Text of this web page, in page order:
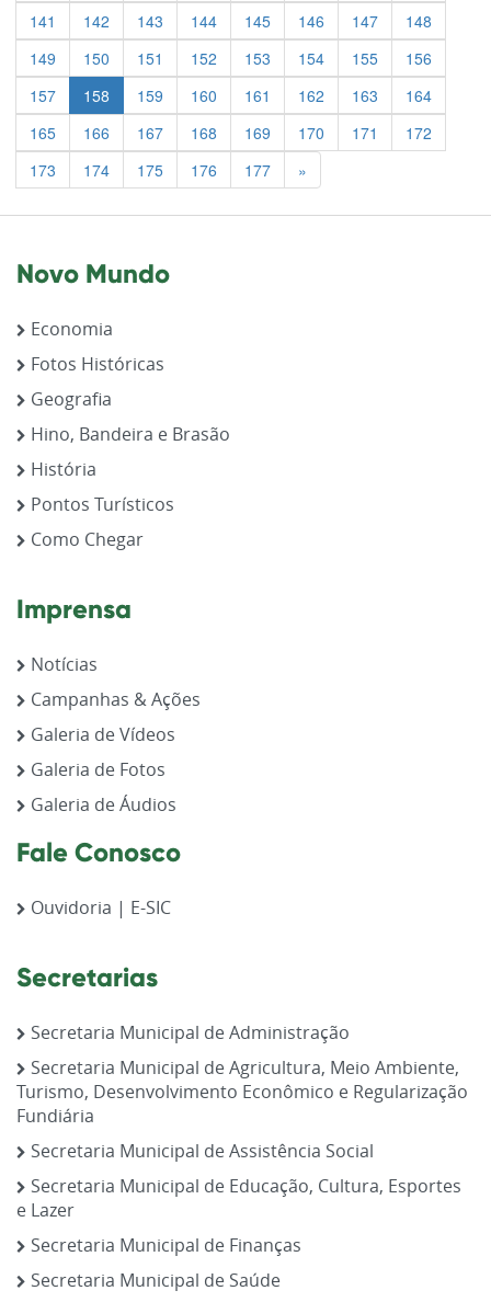
141 142 143 144 145 146 147
148
149
150 151 152 153 154 155
156
157
158 159 160 161 162 163
164
165
166 167 168 169 170 171
172
173
174 175 176 177 »
Novo Mundo
Economia
Fotos Históricas
Geografia
Hino, Bandeira e Brasão
História
Pontos Turísticos
Como Chegar
Imprensa
Notícias
Campanhas & Ações
Galeria de Vídeos
Galeria de Fotos
Galeria de Áudios
Fale Conosco
Ouvidoria | E-SIC
Secretarias
Secretaria Municipal de Administração
Secretaria Municipal de Agricultura, Meio Ambiente,
Turismo, Desenvolvimento Econômico e Regularização
Fundiária
Secretaria Municipal de Assistência Social
Secretaria Municipal de Educação, Cultura, Esportes
e Lazer
Secretaria Municipal de Finanças
Secretaria Municipal de Saúde